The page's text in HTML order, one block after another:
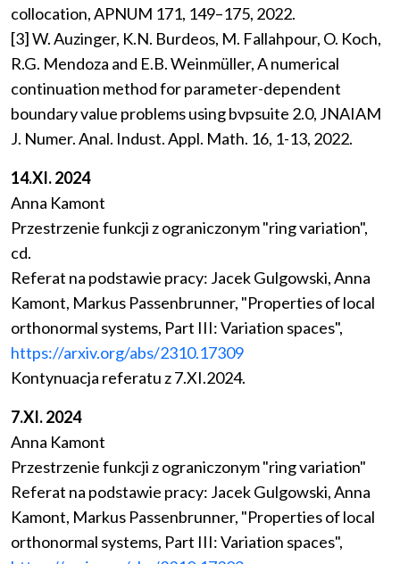
collocation, APNUM 171, 149–175, 2022.
[3] W. Auzinger, K.N. Burdeos, M. Fallahpour, O. Koch,
R.G. Mendoza and E.B. Weinmüller, A numerical
continuation method for parameter-dependent
boundary value problems using bvpsuite 2.0, JNAIAM
J. Numer. Anal. Indust. Appl. Math. 16, 1-13, 2022.
14.XI. 2024
Anna Kamont
Przestrzenie funkcji z ograniczonym "ring variation",
cd.
Referat na podstawie pracy: Jacek Gulgowski, Anna
Kamont, Markus Passenbrunner, "Properties of local
orthonormal systems, Part III: Variation spaces",
https://arxiv.org/abs/2310.17309
Kontynuacja referatu z 7.XI.2024.
7.XI. 2024
Anna Kamont
Przestrzenie funkcji z ograniczonym "ring variation"
Referat na podstawie pracy: Jacek Gulgowski, Anna
Kamont, Markus Passenbrunner, "Properties of local
orthonormal systems, Part III: Variation spaces",